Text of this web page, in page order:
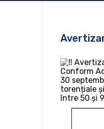
Conform
30
torențiale
între 50 și